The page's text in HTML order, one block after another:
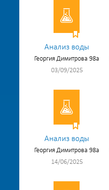
Анализ воды
Георгия Димитрова 98а
03/09/2025
Анализ воды
Георгия Димитрова 98а
14/06/2025